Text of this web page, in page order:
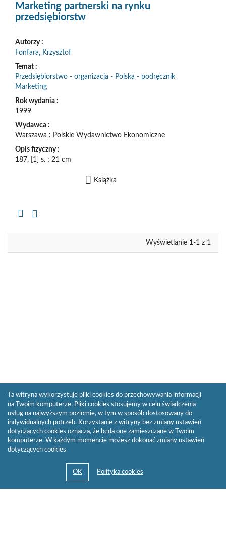
Marketing partnerski na rynku
przedsiębiorstw
Autorzy :
Fonfara, Krzysztof
Temat :
Przedsiębiorstwo - organizacja - Polska - podręcznik
Marketing
Rok wydania :
1999
Wydawca :
Warszawa : Polskie Wydawnictwo Ekonomiczne
Opis fizyczny :
187, [1] s. ; 21 cm
Książka
Wyświetlanie 1-1 z 1
Ta witryna wykorzystuje pliki cookies do przechowywania informacji
na Twoim komputerze. Pliki cookies stosujemy w celu świadczenia
usług na najwyższym poziomie, w tym w sposób dostosowany do
indywidualnych potrzeb. Korzystanie z witryny bez zmiany ustawień
dotyczących cookies oznacza, że będą one zamieszczane w Twoim
komputerze. W każdym momencie możesz dokonać zmiany ustawień
dotyczących cookies